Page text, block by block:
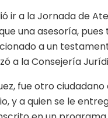
ir a la Jornada de
una asesoría, pues
a un
a la Consejería
fue otro ciudadano
y a quien se le